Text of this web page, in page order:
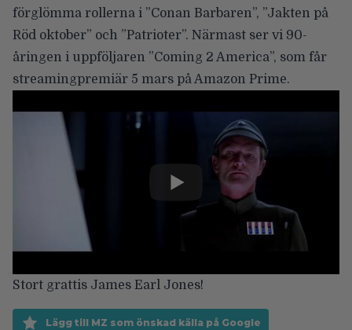
förglömma rollerna i ”Conan Barbaren”, ”Jakten på
Röd oktober” och ”Patrioter”. Närmast ser vi 90-
åringen i uppföljaren ”Coming 2 America”, som får
streamingpremiär 5 mars på Amazon Prime.
Stort grattis James Earl Jones!
Lägg till MZ som önskad källa på Google